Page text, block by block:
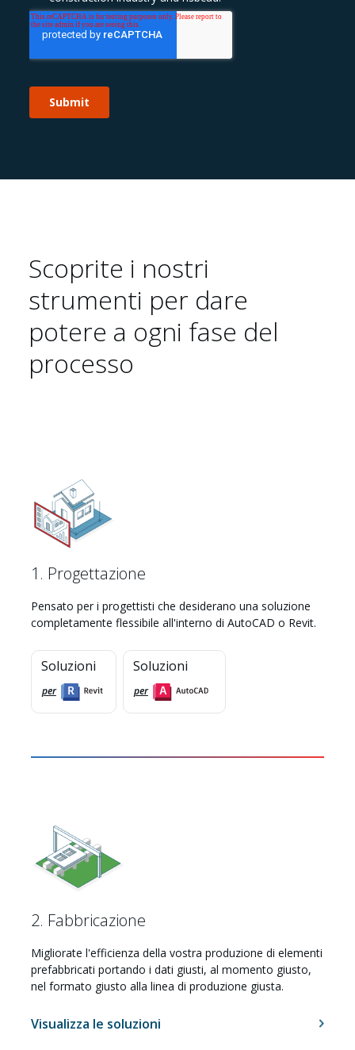
Sostenibilità 🌿
Myhsbcad
Scoprite i nostri
strumenti per dare
potere a ogni fase del
processo
1. Progettazione
Pensato per i progettisti che desiderano una soluzione
completamente flessibile all'interno di AutoCAD o Revit.
Soluzioni
per
Soluzioni
per
2. Fabbricazione
Migliorate l'efficienza della vostra produzione di elementi
prefabbricati portando i dati giusti, al momento giusto,
nel formato giusto alla linea di produzione giusta.
Visualizza le soluzioni